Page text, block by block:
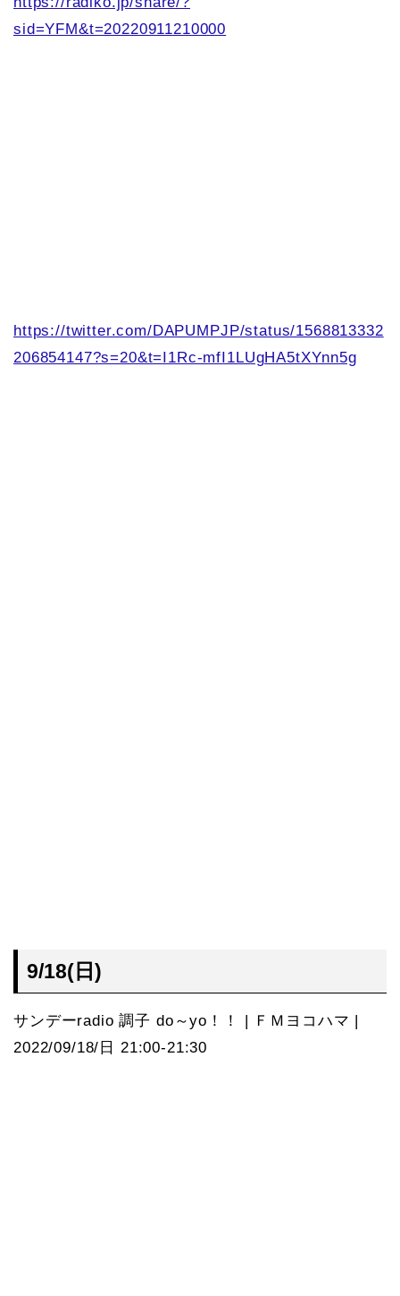
sid=YFM&t=20220911210000
https://twitter.com/DAPUMPJP/status/1568813332
206854147?s=20&t=I1Rc-mfI1LUgHA5tXYnn5g
9/18(日)
サンデーradio 調子 do～yo！！ | ＦＭヨコハマ |
2022/09/18/日 21:00-21:30